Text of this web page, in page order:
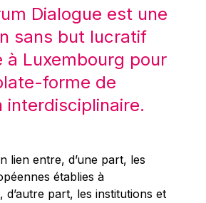
Dialogue est une
sans but lucratif
à Luxembourg pour
forme de
interdisciplinaire.
lien entre, d’une part, les
établies à
d’autre part, les institutions et